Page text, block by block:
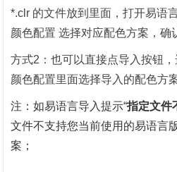
*.clr 的文件放到里面，打开易语
颜色配置 选择对应配色方案，确
方式2：也可以直接点导入按钮
颜色配置里面选择导入的配色方
注：如易语言导入提示“指定文件
文件不支持您当前使用的易语言
案；